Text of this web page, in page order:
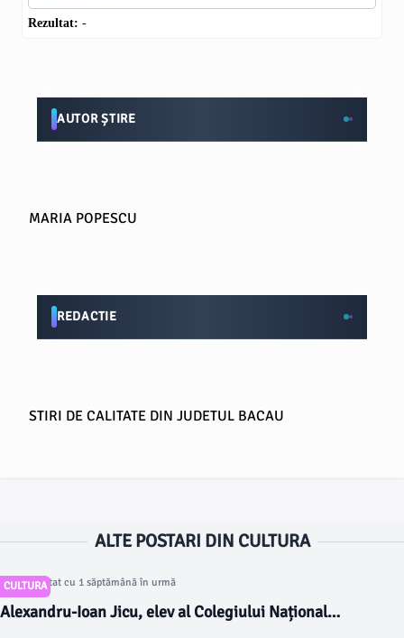
Rezultat: -
AUTOR ȘTIRE
MARIA POPESCU
REDACTIE
STIRI DE CALITATE DIN JUDETUL BACAU
ALTE POSTARI DIN CULTURA
CULTURA
Articol postat cu 1 săptămână în urmă
Alexandru-Ioan Jicu, elev al Colegiului Național